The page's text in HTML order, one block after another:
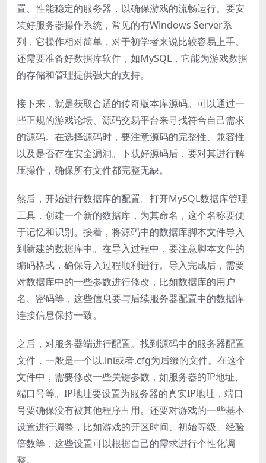
置、性能稳定的服务器，以确保游戏的流畅运行。要安
装好服务器操作系统，常见的有Windows Server系
列，它操作相对简单，对于初学者来说比较容易上手。
还需要准备好数据库软件，如MySQL，它能为游戏数据
的存储和管理提供强大的支持。
接下来，就是获取合适的传奇版本库源码。可以通过一
些正规的游戏论坛、源码交易平台来寻找符合自己需求
的源码。在选择源码时，要注意源码的完整性、兼容性
以及是否存在安全漏洞。下载好源码后，要对其进行解
压操作，确保所有文件都完整无缺。
然后，开始进行数据库的配置。打开MySQL数据库管理
工具，创建一个新的数据库，为其命名，这个名称要便
于记忆和识别。接着，将源码中的数据库脚本文件导入
到新建的数据库中。在导入过程中，要注意脚本文件的
编码格式，确保导入过程顺利进行。导入完成后，需要
对数据库中的一些参数进行修改，比如数据库的用户
名、密码等，这些信息要与后续服务器配置中的数据库
连接信息保持一致。
之后，对服务器端进行配置。找到源码中的服务器配置
文件，一般是一个以.ini或者.cfg为后缀的文件。在这个
文件中，需要修改一些关键参数，如服务器的IP地址、
端口号等。IP地址要设置为服务器的真实IP地址，端口
号要确保没有被其他程序占用。还要对游戏的一些基本
设置进行调整，比如游戏的开区时间、初始等级、经验
倍数等，这些设置可以根据自己的需求进行个性化调
整。